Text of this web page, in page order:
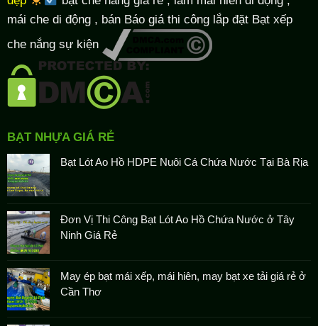
mái che di động , bán Báo giá thi công lắp đặt Bạt xếp
che nắng sự kiện
BẠT NHỰA GIÁ RẺ
Bạt Lót Ao Hồ HDPE Nuôi Cá Chứa Nước Tại Bà Rịa
Đơn Vị Thi Công Bạt Lót Ao Hồ Chứa Nước ở Tây
Ninh Giá Rẻ
May ép bạt mái xếp, mái hiên, may bạt xe tải giá rẻ ở
Cần Thơ